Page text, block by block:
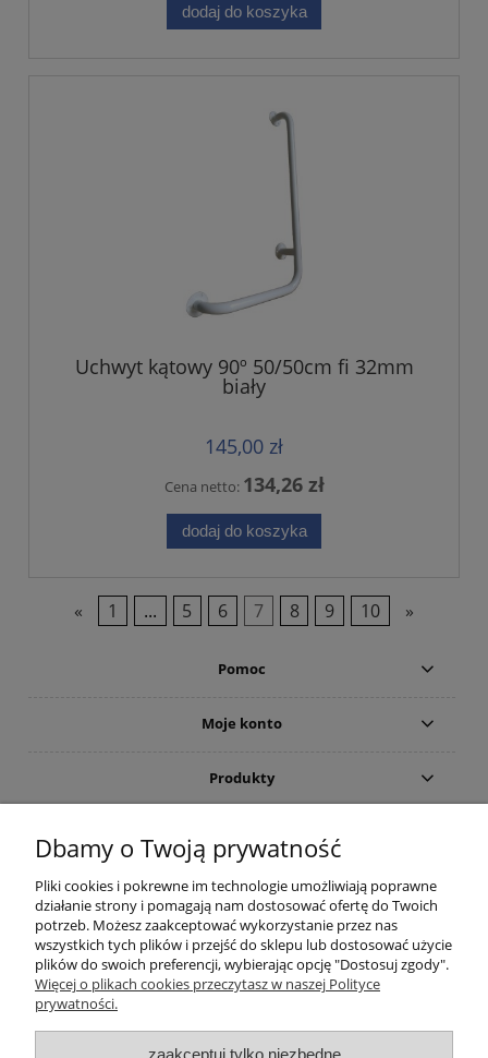
dodaj do koszyka
Uchwyt kątowy 90º 50/50cm fi 32mm
biały
145,00 zł
Cena netto: 134,26 zł
dodaj do koszyka
« 1 ... 5 6 7 8 9 10 »
Pomoc
Moje konto
Produkty
O firmie
(c)2015-2022 Sklep internetowy Higieniczny.pl - Ergonomia czystości:
Wyposażenie toalet publicznych (suszarka do rąk; dozownik mydła) oraz
łazienek dla osób niepełnosprawnych (poręcze i uchwyty). Wszelkie prawa
zastrzeżone. Zakaz kopiowania i powielania treści. Strona korzysta z plików
cookies. Zerknij na nasze forum i przeczytaj aktualne opinie. Nasz ranking
Dbamy o Twoją prywatność
Pliki cookies i pokrewne im technologie umożliwiają poprawne
działanie strony i pomagają nam dostosować ofertę do Twoich
potrzeb. Możesz zaakceptować wykorzystanie przez nas
wszystkich tych plików i przejść do sklepu lub dostosować użycie
plików do swoich preferencji, wybierając opcję "Dostosuj zgody".
Więcej o plikach cookies przeczytasz w naszej Polityce
prywatności.
zaakceptuj tylko niezbędne